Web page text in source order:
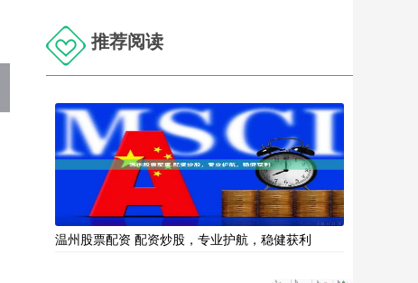
推荐阅读
温州股票配资 配资炒股，专业护航，稳健获利